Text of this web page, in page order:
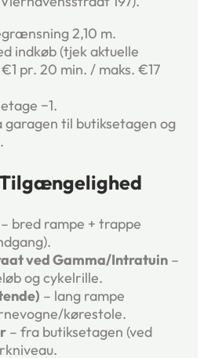
2,10 m.
indkøb (tjek aktuelle
pr. 20 min. / maks. €17
−1.
til butiksetagen og
– bred rampe + trappe
ved Gamma/Intratuin –
og cykelrille.
– lang rampe
kørestole.
– fra butiksetagen (ved